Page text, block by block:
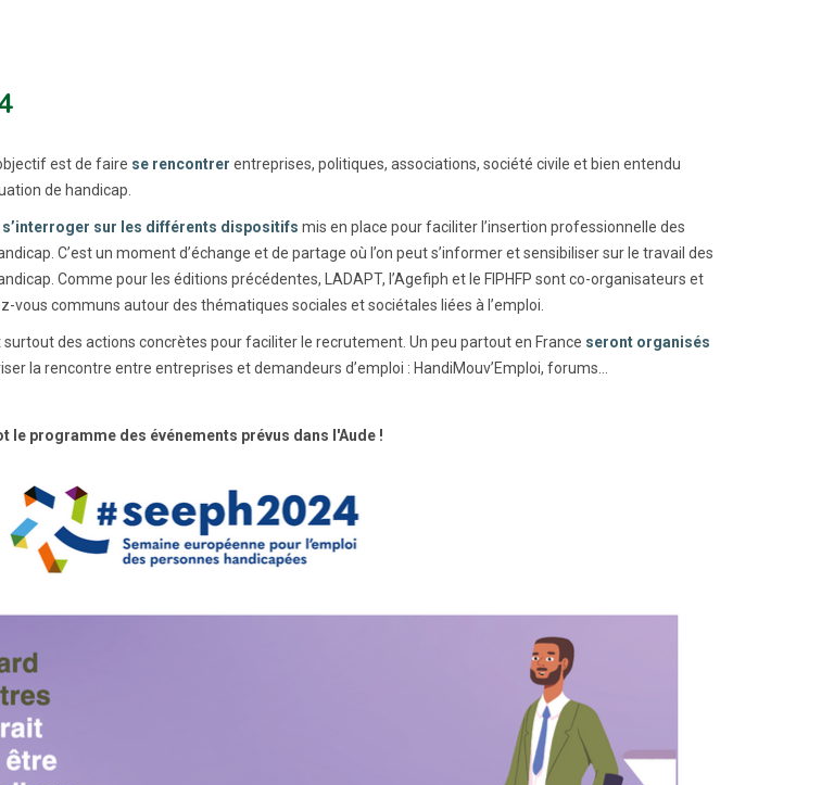
est de faire se rencontrer entreprises, politiques, associations, société civile et bien entendu
de handicap.
s’interroger sur les différents dispositifs mis en place pour faciliter l’insertion professionnelle des
C’est un moment d’échange et de partage où l’on peut s’informer et sensibiliser sur le travail des
Comme pour les éditions précédentes, LADAPT, l’Agefiph et le FIPHFP sont co-organisateurs et
vous communs autour des thématiques sociales et sociétales liées à l’emploi.
surtout des actions concrètes pour faciliter le recrutement. Un peu partout en France seront organisés
la rencontre entre entreprises et demandeurs d’emploi : HandiMouv’Emploi, forums…
le programme des événements prévus dans l'Aude !